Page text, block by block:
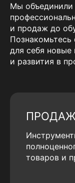
Мы объединили
и продаж до
для себя новые
и развития в
товаров и